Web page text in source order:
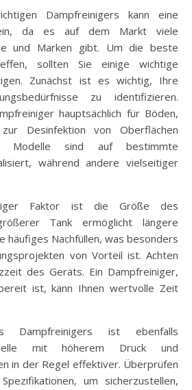
Dampfreinigers kann eine
da es auf dem Markt viele
und Marken gibt. Um die beste
sollten Sie einige wichtige
Zunächst ist es wichtig, Ihre
zu identifizieren.
hauptsächlich für Böden,
Desinfektion von Oberflächen
Modelle sind auf bestimmte
während andere vielseitiger
Faktor ist die Größe des
Tank ermöglicht längere
häufiges Nachfüllen, was besonders
von Vorteil ist. Achten
des Geräts. Ein Dampfreiniger,
ist, kann Ihnen wertvolle Zeit
Dampfreinigers ist ebenfalls
mit höherem Druck und
in der Regel effektiver. Überprüfen
um sicherzustellen,